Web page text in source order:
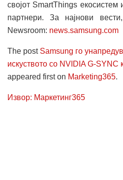
својот SmartThings екосистем
партнери. За најнови
Newsroom: news.samsung.com
The post Samsung го
искуството со NVIDIA G-SYNC
appeared first on Marketing365.
Извор: Маркетинг365